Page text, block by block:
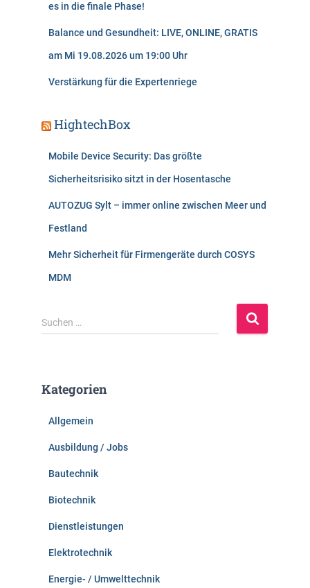
es in die finale Phase!
Balance und Gesundheit: LIVE, ONLINE, GRATIS
am Mi 19.08.2026 um 19:00 Uhr
Verstärkung für die Expertenriege
HightechBox
Mobile Device Security: Das größte
Sicherheitsrisiko sitzt in der Hosentasche
AUTOZUG Sylt – immer online zwischen Meer und
Festland
Mehr Sicherheit für Firmengeräte durch COSYS
MDM
S
u
n
Suchen …
Kategorien
Allgemein
Ausbildung / Jobs
Bautechnik
Biotechnik
Dienstleistungen
Elektrotechnik
Energie- / Umwelttechnik